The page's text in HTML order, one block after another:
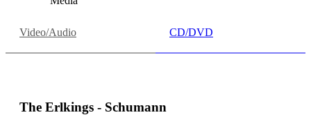
Video/Audio CD/DVD
The Erlkings - Schumann